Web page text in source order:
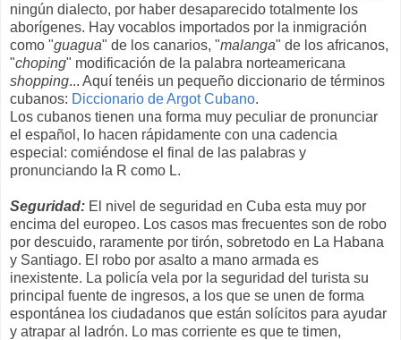
ningún dialecto, por haber desaparecido totalmente los
aborígenes. Hay vocablos importados por la inmigración
como "guagua" de los canarios, "malanga" de los africanos,
"choping" modificación de la palabra norteamericana
shopping... Aquí tenéis un pequeño diccionario de términos
cubanos: Diccionario de Argot Cubano.
Los cubanos tienen una forma muy peculiar de pronunciar
el español, lo hacen rápidamente con una cadencia
especial: comiéndose el final de las palabras y
pronunciando la R como L.
Seguridad: El nivel de seguridad en Cuba esta muy por
encima del europeo. Los casos mas frecuentes son de robo
por descuido, raramente por tirón, sobretodo en La Habana
y Santiago. El robo por asalto a mano armada es
inexistente. La policía vela por la seguridad del turista su
principal fuente de ingresos, a los que se unen de forma
espontánea los ciudadanos que están solícitos para ayudar
y atrapar al ladrón. Lo mas corriente es que te timen,